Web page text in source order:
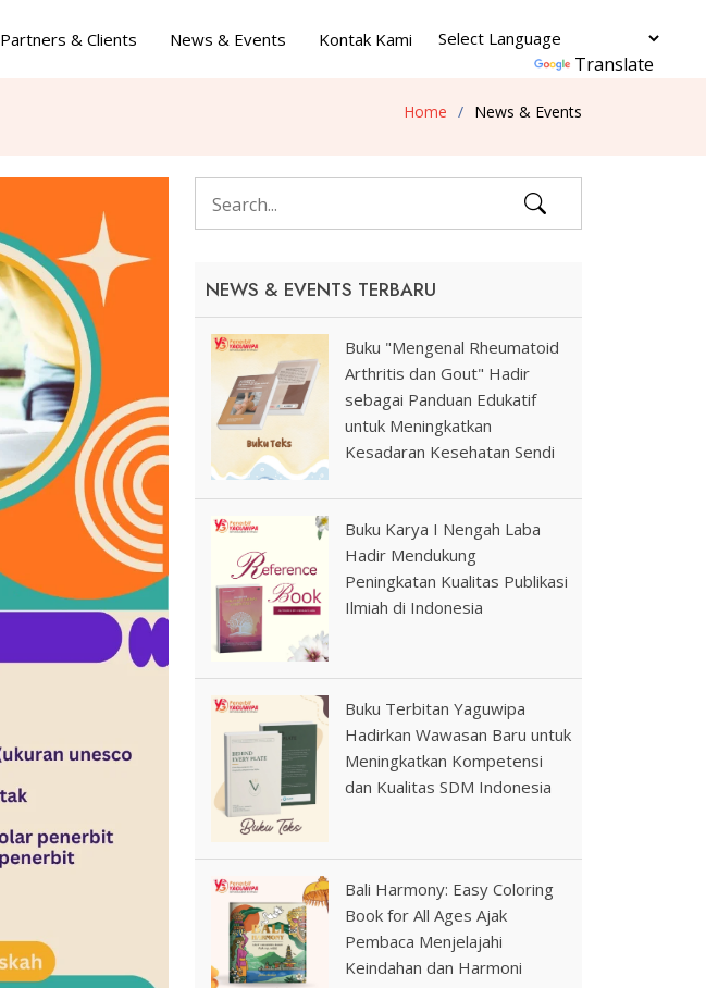
Partners & Clients News & Events Kontak Kami
Powered by Translate
Home News & Events
NEWS & EVENTS TERBARU
Buku "Mengenal Rheumatoid
Arthritis dan Gout" Hadir
sebagai Panduan Edukatif
untuk Meningkatkan
Kesadaran Kesehatan Sendi
Buku Karya I Nengah Laba
Hadir Mendukung
Peningkatan Kualitas Publikasi
Ilmiah di Indonesia
Buku Terbitan Yaguwipa
Hadirkan Wawasan Baru untuk
Meningkatkan Kompetensi
dan Kualitas SDM Indonesia
Bali Harmony: Easy Coloring
Book for All Ages Ajak
Pembaca Menjelajahi
Keindahan dan Harmoni